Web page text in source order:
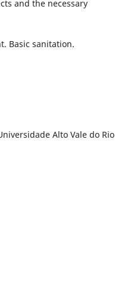
and the necessary
Basic sanitation.
Alto Vale do Rio